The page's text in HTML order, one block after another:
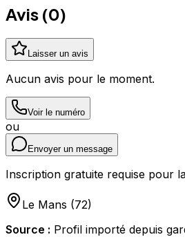
Avis (0)
Laisser un avis
Aucun avis pour le moment.
Voir le numéro
ou
Envoyer un message
Inscription gratuite requise pour
Le Mans (72)
Source : Profil importé depuis